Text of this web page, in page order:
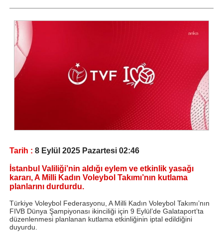
Tarih : 8 Eylül 2025 Pazartesi 02:46
İstanbul Valiliği’nin aldığı eylem ve etkinlik yasağı
kararı, A Milli Kadın Voleybol Takımı’nın kutlama
planlarını durdurdu.
Türkiye Voleybol Federasyonu, A Milli Kadın Voleybol Takımı’nın
FIVB Dünya Şampiyonası ikinciliği için 9 Eylül’de Galataport’ta
düzenlenmesi planlanan kutlama etkinliğinin iptal edildiğini
duyurdu.